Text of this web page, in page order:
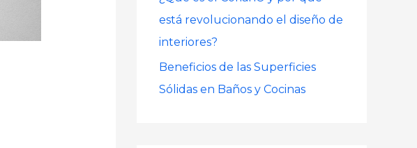
está revolucionando el diseño de
interiores?
Beneficios de las Superficies
Sólidas en Baños y Cocinas